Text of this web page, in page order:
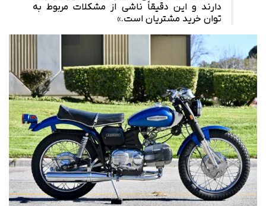
دارند و این دقیقاً ناشی از مشکلات مربوط به
توان خرید مشتریان است.»